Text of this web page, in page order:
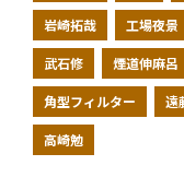
岩崎拓哉 工場夜景
武石修 煙道伸麻呂
角型フィルター 遠
高崎勉